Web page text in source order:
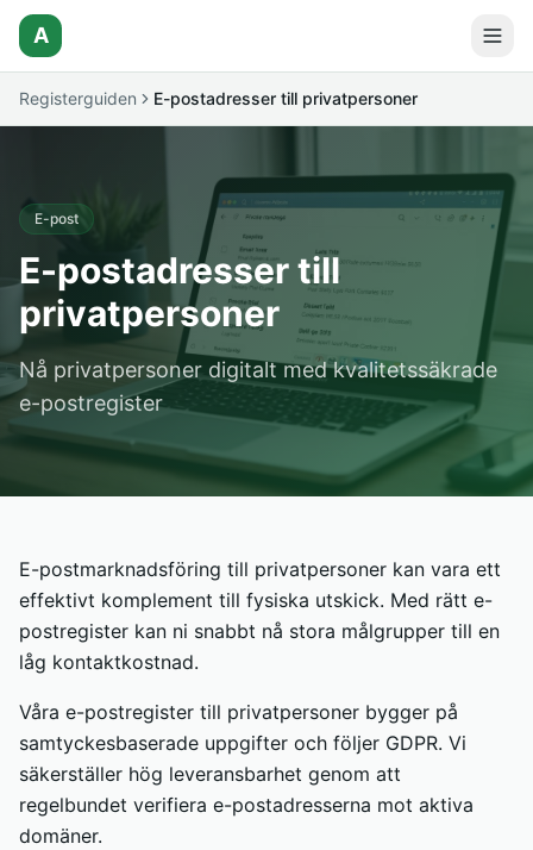
A
Registerguiden E-postadresser till privatpersoner
E-post
E-postadresser till
privatpersoner
Nå privatpersoner digitalt med kvalitetssäkrade
e-postregister
E-postmarknadsföring till privatpersoner kan vara ett
effektivt komplement till fysiska utskick. Med rätt e-
postregister kan ni snabbt nå stora målgrupper till en
låg kontaktkostnad.
Våra e-postregister till privatpersoner bygger på
samtyckesbaserade uppgifter och följer GDPR. Vi
säkerställer hög leveransbarhet genom att
regelbundet verifiera e-postadresserna mot aktiva
domäner.